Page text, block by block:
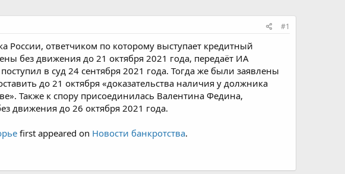
#1
России, ответчиком по которому выступает кредитный
без движения до 21 октября 2021 года, передаёт ИА
в суд 24 сентября 2021 года. Тогда же были заявлены
до 21 октября «доказательства наличия у должника
Также к спору присоединилась Валентина Федина,
движения до 26 октября 2021 года.
first appeared on Новости банкротства.